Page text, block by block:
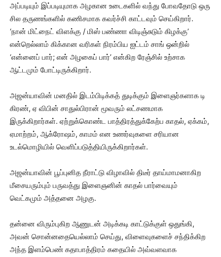
அப்படியும் இப்படியுமாக அழகான உடைகளில் வந்து போவதோடு ஒரு
சில தருணங்களில் கணிசமாக கவர்ச்சி காட்டவும் செய்கிறார்.
‘நான் மிட்நைட் விளக்கு / மிஸ் பண்ணா விடிஞ்சுடும் கிழக்கு’
என்றெல்லாம் கிக்கான வரிகள் நிரம்பிய ஐட்டம் சாங் ஒன்றில்
‘என்னைப் பார்; என் அழகைப் பார்’ என்கிற ரேஞ்சில் உற்சாக
ஆட்டமும் போட்டிருக்கிறார்.
அஜன்யாவின் மனதில் இடம்பிடிக்கத் துடிக்கும் இளைஞர்களாக டி
கிரண், ஏ விபின் சாதுல்பிரான் மூவரும் லட்சணமாக
இருக்கிறார்கள். ஏற்றுக்கொண்ட பாத்திரத்துக்கேற்ப காதல், ஏக்கம்,
ஏமாற்றம், ஆக்ரோஷம், காமம் என உணர்வுகளை சரியான
உடல்மொழியில் வெளிப்படுத்தியிருக்கிறார்கள்.
அஜன்யாவின் பூப்புனித நீராட்டு விழாவில் திடீர் தாய்மாமனாகிற
மீசையரும்பும் பருவத்து இளைஞனின் காதல் பார்வையும்
வெட்கமும் அத்தனை அழகு.
தன்னை விரும்புகிற ஆணுடன் அடிக்கடி காட்டுக்குள் ஒதுங்கி,
அவன் சொன்னதையெல்லாம் செய்து, விளைவுகளைச் சந்திக்கிற
அந்த இளம்பெண் கதாபாத்திரம் கதையில் அவ்வளவாக